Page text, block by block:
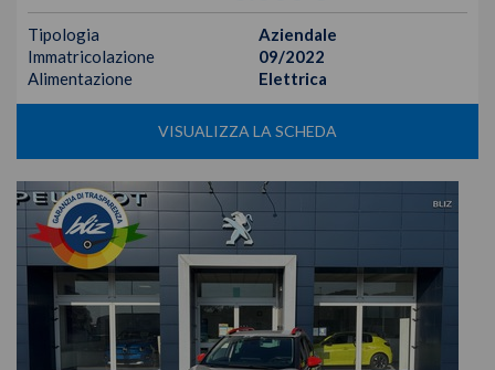
Tipologia
Aziendale
Immatricolazione
09/2022
Alimentazione
Elettrica
VISUALIZZA LA SCHEDA